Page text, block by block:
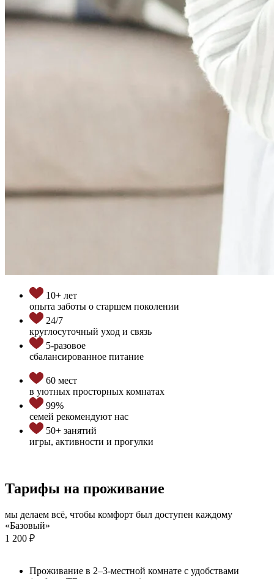
10+ лет
опыта заботы о старшем поколении
24/7
круглосуточный уход и связь
5-разовое
сбалансированное питание
60 мест
в уютных просторных комнатах
99%
семей рекомендуют нас
50+ занятий
игры, активности и прогулки
Тарифы на проживание
мы делаем всё, чтобы комфорт был доступен каждому
«Базовый»
1 200 ₽
Проживание в 2–3-местной комнате с удобствами